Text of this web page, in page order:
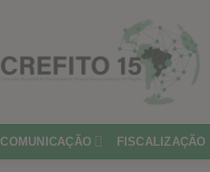
COMUNICAÇÃO FISCALIZAÇÃO